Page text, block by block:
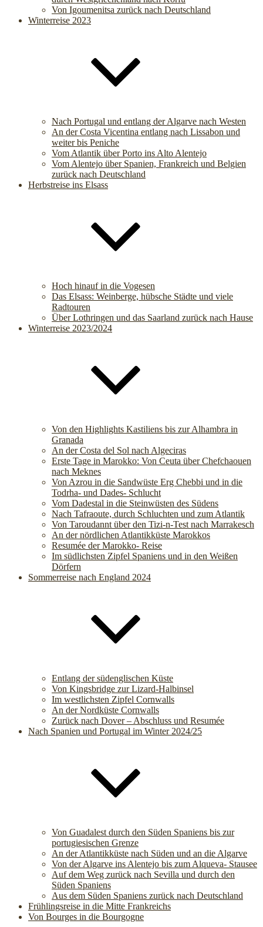
Von Igoumenitsa zurück nach Deutschland
Winterreise 2023
Nach Portugal und entlang der Algarve nach Westen
An der Costa Vicentina entlang nach Lissabon und
weiter bis Peniche
Vom Atlantik über Porto ins Alto Alentejo
Vom Alentejo über Spanien, Frankreich und Belgien
zurück nach Deutschland
Herbstreise ins Elsass
Hoch hinauf in die Vogesen
Das Elsass: Weinberge, hübsche Städte und viele
Radtouren
Über Lothringen und das Saarland zurück nach Hause
Winterreise 2023/2024
Von den Highlights Kastiliens bis zur Alhambra in
Granada
An der Costa del Sol nach Algeciras
Erste Tage in Marokko: Von Ceuta über Chefchaouen
nach Meknes
Von Azrou in die Sandwüste Erg Chebbi und in die
Todrha- und Dades- Schlucht
Vom Dadestal in die Steinwüsten des Südens
Nach Tafraoute, durch Schluchten und zum Atlantik
Von Taroudannt über den Tizi-n-Test nach Marrakesch
An der nördlichen Atlantikküste Marokkos
Resumée der Marokko- Reise
Im südlichsten Zipfel Spaniens und in den Weißen
Dörfern
Sommerreise nach England 2024
Entlang der südenglischen Küste
Von Kingsbridge zur Lizard-Halbinsel
Im westlichsten Zipfel Cornwalls
An der Nordküste Cornwalls
Zurück nach Dover – Abschluss und Resumée
Nach Spanien und Portugal im Winter 2024/25
Von Guadalest durch den Süden Spaniens bis zur
portugiesischen Grenze
An der Atlantikküste nach Süden und an die Algarve
Von der Algarve ins Alentejo bis zum Alqueva- Stausee
Auf dem Weg zurück nach Sevilla und durch den
Süden Spaniens
Aus dem Süden Spaniens zurück nach Deutschland
Frühlingsreise in die Mitte Frankreichs
Von Bourges in die Bourgogne